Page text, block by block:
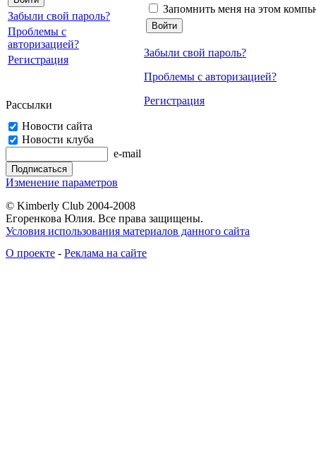
Забыли свой пароль?
Проблемы с
авторизацией?
Регистрация
Рассылки
Новости сайта
Новости клуба
e-mail
Изменение параметров
Запомнить меня на этом
Забыли свой пароль?
Проблемы с авторизацией?
Регистрация
© Kimberly Club 2004-2008
Егоренкова Юлия. Все права защищены.
Условия использования материалов данного сайта
О проекте - Реклама на сайте